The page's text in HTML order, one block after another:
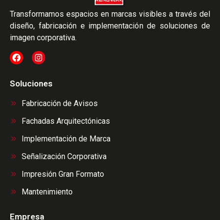
Transformamos espacios en marcas visibles a través del
diseño, fabricación e implementación de soluciones de
imagen corporativa.
Soluciones
Fabricación de Avisos
Fachadas Arquitectónicas
Implementación de Marca
Señalización Corporativa
Impresión Gran Formato
Mantenimiento​
Empresa